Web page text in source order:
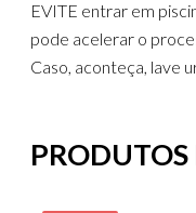
EVITE entrar em
pode acelerar o
Caso, aconteça, lave